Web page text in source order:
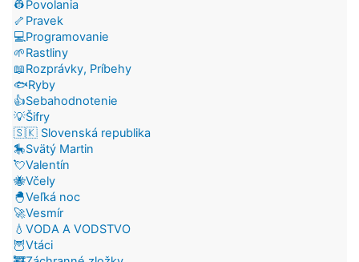
👷Povolania
🦴Pravek
💻Programovanie
🌱Rastliny
📖Rozprávky, Príbehy
🐟Ryby
👍Sebahodnotenie
💡Šifry
🇸🇰 Slovenská republika
🎠Svätý Martin
💘Valentín
🐝Včely
🐣Veľká noc
🚀Vesmír
💧VODA A VODSTVO
🦉Vtáci